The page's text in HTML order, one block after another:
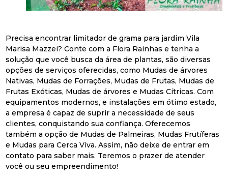
Precisa encontrar limitador de grama para jardim Vila
Marisa Mazzei? Conte com a Flora Rainhas e tenha a
solução que você busca da área de plantas, são diversas
opções de serviços oferecidas, como Mudas de árvores
Nativas, Mudas de Forrações, Mudas de Frutas, Mudas de
Frutas Exóticas, Mudas de árvores e Mudas Cítricas. Com
equipamentos modernos, e instalações em ótimo estado,
a empresa é capaz de suprir a necessidade de seus
clientes, conquistando sua confiança. Oferecemos
também a opção de Mudas de Palmeiras, Mudas Frutíferas
e Mudas para Cerca Viva. Assim, não deixe de entrar em
contato para saber mais. Teremos o prazer de atender
você ou seu empreendimento!